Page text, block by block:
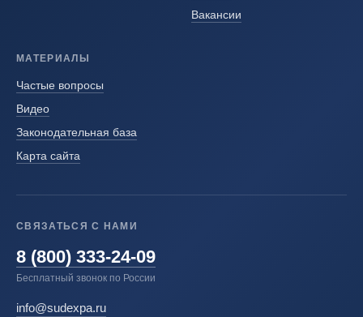
Вакансии
МАТЕРИАЛЫ
Частые вопросы
Видео
Законодательная база
Карта сайта
СВЯЗАТЬСЯ С НАМИ
8 (800) 333-24-09
Бесплатный звонок по России
info@sudexpa.ru